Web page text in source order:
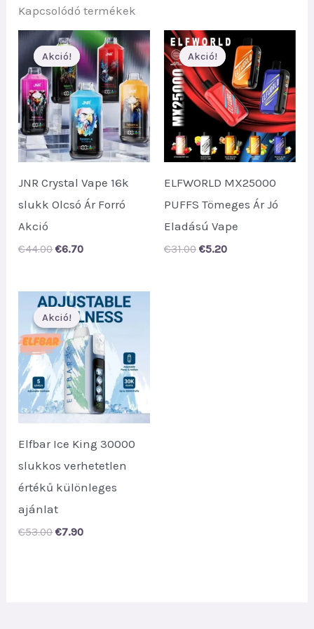
Kapcsolódó termékek
Akció!
Akció!
JNR Crystal Vape 16k
slukk Olcsó Ár Forró
Akció
€44.00 Original
€44.00.
€6.70Current
€6.70.
Akció!
Akció!
ELFWORLD MX25000
PUFFS Tömeges Ár Jó
Eladású Vape
€31.00 Original
€5.20Current
Akció!
Akció!
Elfbar Ice King 30000
slukkos verhetetlen
értékű különleges
ajánlat
€53.00 Original
€7.90Current